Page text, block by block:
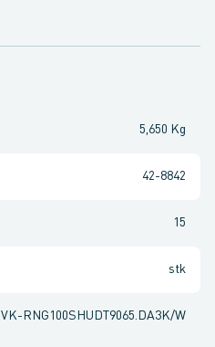
5,650 Kg
42-8842
15
stk
VK-RNG100SHUDT9065.DA3K/W